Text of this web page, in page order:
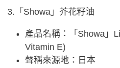
3.「Showa」芥花籽油
產品名稱：「Showa」
Vitamin E)
聲稱來源地：日本